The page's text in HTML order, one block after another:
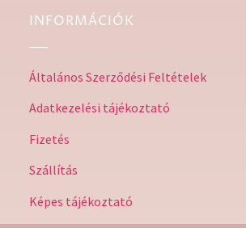
INFORMÁCIÓK
Általános Szerződési Feltételek
Adatkezelési tájékoztató
Fizetés
Szállítás
Képes tájékoztató